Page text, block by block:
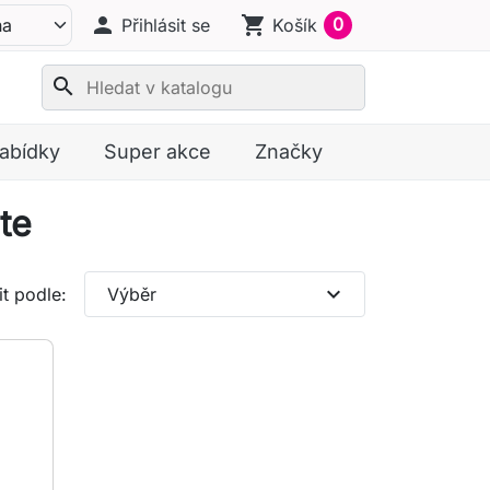
person Přihlásit se shopping_cart Košík 0
search
Super akce Značky
podle: Výběr expand_more